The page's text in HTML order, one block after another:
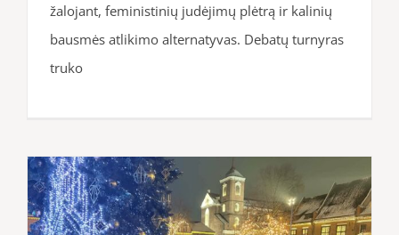
žalojant, feministinių judėjimų plėtrą ir kalinių
bausmės atlikimo alternatyvas. Debatų turnyras
truko